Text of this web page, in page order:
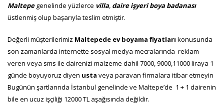
Maltepe genelinde yüzlerce villa, daire işyeri boya badanası
üstlenmiş olup başarıyla teslim etmiştir.
Değerli müşterilerimiz Maltepede ev boyama fiyatları konusunda
son zamanlarda internette sosyal medya mecralarında reklam
veren veya sms ile dairenizi malzeme dahil 7000, 9000,11000 liraya 1
günde boyuyoruz diyen usta veya paravan firmalara itibar etmeyin
Bugünün şartlarında İstanbul genelinde ve Maltepe’de 1 + 1 dairenin
bile en ucuz işçiliği 12000 TL aşağısında değildir.